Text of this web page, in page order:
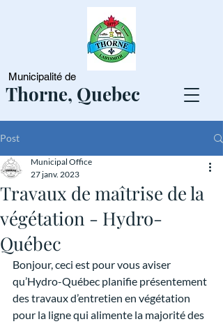
Municipalité de
Thorne, Quebec
Post
Travaux de maîtrise de la
végétation - Hydro-
Québec
Municipal Office
27 janv. 2023
Bonjour, ceci est pour vous aviser
qu’Hydro-Québec planifie présentement
des travaux d’entretien en végétation
pour la ligne qui alimente la majorité des